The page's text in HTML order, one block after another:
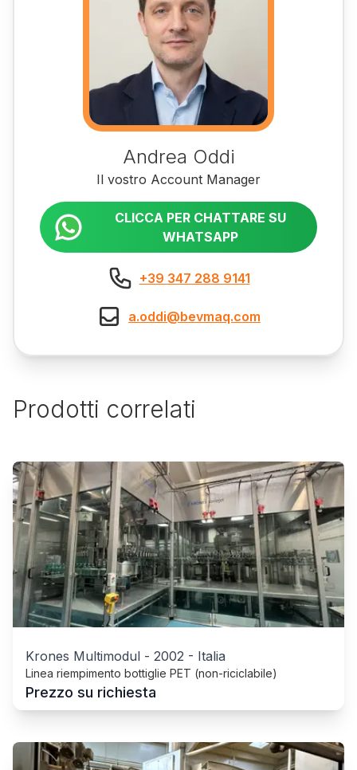
Andrea Oddi
Il vostro Account Manager
CLICCA PER CHATTARE SU
WHATSAPP
+39 347 288 9141
a.oddi@bevmaq.com
Prodotti correlati
Krones Multimodul - 2002 - Italia
Linea riempimento bottiglie PET (non-riciclabile)
Prezzo su richiesta